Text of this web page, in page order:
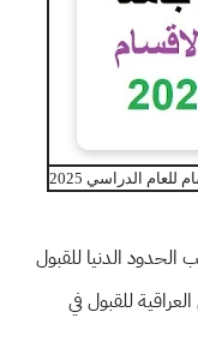
الدراسي 2025
الدنيا للقبول
العراقية للقبول في